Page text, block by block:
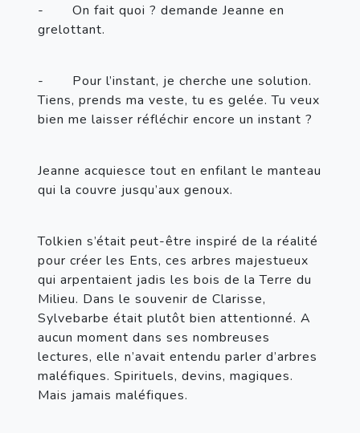
- On fait quoi ? demande Jeanne en
grelottant.
- Pour l’instant, je cherche une solution.
Tiens, prends ma veste, tu es gelée. Tu veux
bien me laisser réfléchir encore un instant ?
Jeanne acquiesce tout en enfilant le manteau
qui la couvre jusqu’aux genoux.
Tolkien s’était peut-être inspiré de la réalité
pour créer les Ents, ces arbres majestueux
qui arpentaient jadis les bois de la Terre du
Milieu. Dans le souvenir de Clarisse,
Sylvebarbe était plutôt bien attentionné. A
aucun moment dans ses nombreuses
lectures, elle n’avait entendu parler d’arbres
maléfiques. Spirituels, devins, magiques.
Mais jamais maléfiques.